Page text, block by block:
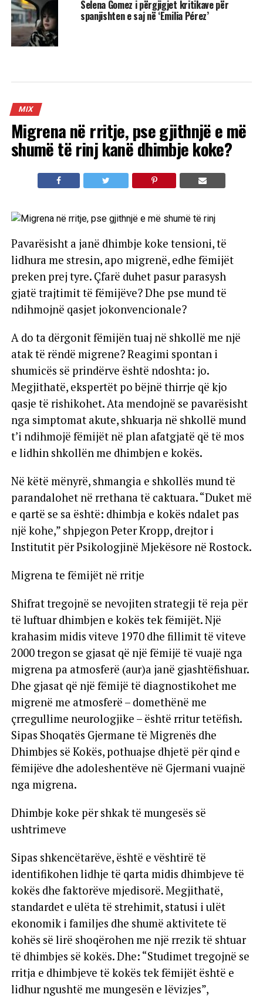
Selena Gomez i përgjigjet kritikave për
spanjishten e saj në ‘Emilia Pérez’
MIX
Migrena në rritje, pse gjithnjë e më
shumë të rinj kanë dhimbje koke?
Pavarësisht a janë dhimbje koke tensioni, të
lidhura me stresin, apo migrenë, edhe fëmijët
preken prej tyre. Çfarë duhet pasur parasysh
gjatë trajtimit të fëmijëve? Dhe pse mund të
ndihmojnë qasjet jokonvencionale?
A do ta dërgonit fëmijën tuaj në shkollë me një
atak të rëndë migrene? Reagimi spontan i
shumicës së prindërve është ndoshta: jo.
Megjithatë, ekspertët po bëjnë thirrje që kjo
qasje të rishikohet. Ata mendojnë se pavarësisht
nga simptomat akute, shkuarja në shkollë mund
t’i ndihmojë fëmijët në plan afatgjatë që të mos
e lidhin shkollën me dhimbjen e kokës.
Në këtë mënyrë, shmangia e shkollës mund të
parandalohet në rrethana të caktuara. “Duket më
e qartë se sa është: dhimbja e kokës ndalet pas
një kohe,” shpjegon Peter Kropp, drejtor i
Institutit për Psikologjinë Mjekësore në Rostock.
Migrena te fëmijët në rritje
Shifrat tregojnë se nevojiten strategji të reja për
të luftuar dhimbjen e kokës tek fëmijët. Një
krahasim midis viteve 1970 dhe fillimit të viteve
2000 tregon se gjasat që një fëmijë të vuajë nga
migrena pa atmosferë (aur)a janë gjashtëfishuar.
Dhe gjasat që një fëmijë të diagnostikohet me
migrenë me atmosferë – domethënë me
çrregullime neurologjike – është rritur tetëfish.
Sipas Shoqatës Gjermane të Migrenës dhe
Dhimbjes së Kokës, pothuajse dhjetë për qind e
fëmijëve dhe adoleshentëve në Gjermani vuajnë
nga migrena.
Dhimbje koke për shkak të mungesës së
ushtrimeve
Sipas shkencëtarëve, është e vështirë të
identifikohen lidhje të qarta midis dhimbjeve të
kokës dhe faktorëve mjedisorë. Megjithatë,
standardet e ulëta të strehimit, statusi i ulët
ekonomik i familjes dhe shumë aktivitete të
kohës së lirë shoqërohen me një rrezik të shtuar
të dhimbjes së kokës. Dhe: “Studimet tregojnë se
rritja e dhimbjeve të kokës tek fëmijët është e
lidhur ngushtë me mungesën e lëvizjes”,